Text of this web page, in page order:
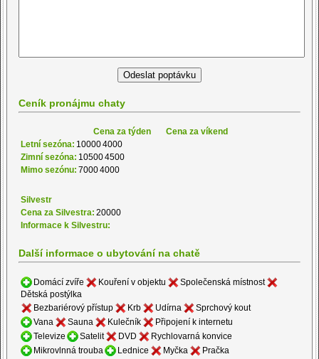
Ceník pronájmu chaty
Cena za týden
Cena za víkend
Letní sezóna: 100004000
Zimní sezóna: 105004500
Mimo sezónu: 70004000
Silvestr
Cena za Silvestra: 20000
Informace k Silvestru:
Další informace o ubytování na chatě
Domácí zvíře Kouření v objektu
Společenská místnost
Dětská postýlka
Bezbariérový přístup
Krb Udírna
Sprchový kout
Vana
Sauna Kulečník
Připojení k internetu
Televize
Satelit DVD
Rychlovarná konvice
Mikrovlnná trouba
Lednice Myčka Pračka